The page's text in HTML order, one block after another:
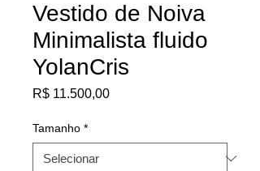
Vestido de Noiva
Minimalista fluido
YolanCris
R$ 11.500,00Preço
Tamanho *